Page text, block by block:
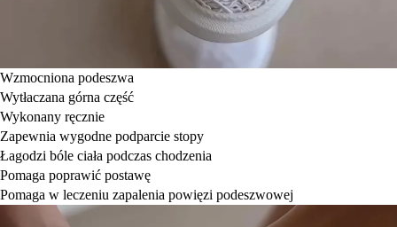
Wzmocniona podeszwa
Wytłaczana górna część
Wykonany ręcznie
Zapewnia wygodne podparcie stopy
Łagodzi bóle ciała podczas chodzenia
Pomaga poprawić postawę
Pomaga w leczeniu zapalenia powięzi podeszwowej